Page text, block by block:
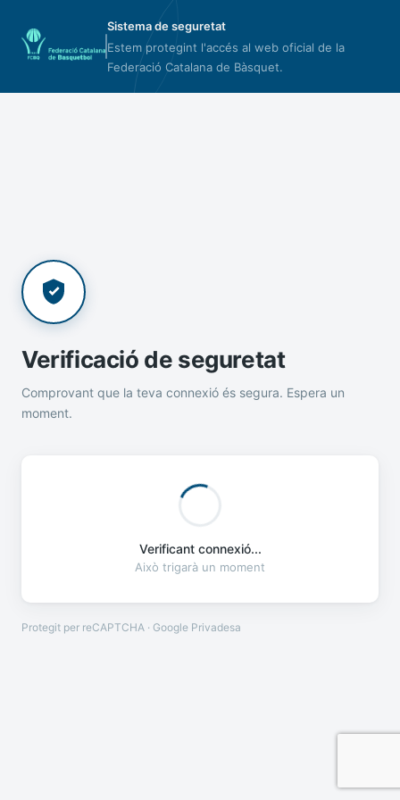
Sistema de seguretat
Estem protegint l'accés al web oficial de la
Federació Catalana de Bàsquet.
Verificació de seguretat
Comprovant que la teva connexió és segura. Espera un
moment.
Verificant connexió...
Això trigarà un moment
Protegit per reCAPTCHA · Google Privadesa